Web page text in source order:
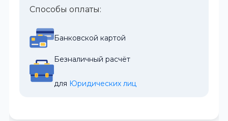
Способы оплаты:
Банковской картой
Безналичный расчёт
для Юридических лиц